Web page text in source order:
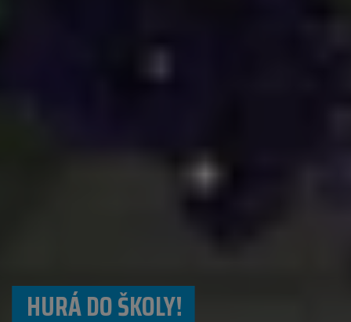
HURÁ DO ŠKOLY!